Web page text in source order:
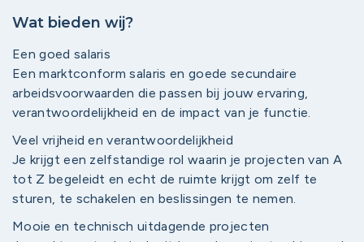
Wat bieden wij?
Een goed salaris
Een marktconform salaris en goede secundaire
arbeidsvoorwaarden die passen bij jouw ervaring,
verantwoordelijkheid en de impact van je functie.
Veel vrijheid en verantwoordelijkheid
Je krijgt een zelfstandige rol waarin je projecten van A
tot Z begeleidt en echt de ruimte krijgt om zelf te
sturen, te schakelen en beslissingen te nemen.
Mooie en technisch uitdagende projecten